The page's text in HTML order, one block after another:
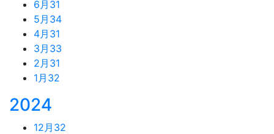
6月 31
5月 34
4月 31
3月 33
2月 31
1月 32
2024
12月 32